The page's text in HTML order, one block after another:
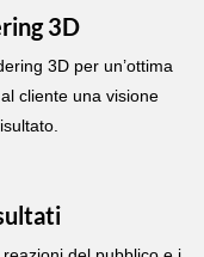
3D
3D per un’ottima
cliente una visione